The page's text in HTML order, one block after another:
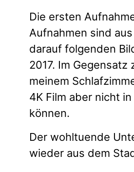
Die ersten
Aufnahmen sind
darauf folgenden
2017. Im
meinem
4K Film aber nicht
können.
Der wohltuende
wieder aus dem